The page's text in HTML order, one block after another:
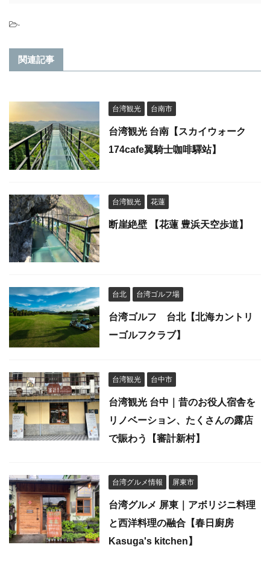
-
関連記事
台湾観光 台南市
台湾観光 台南【スカイウォーク
174cafe翼騎士咖啡驛站】
台湾観光 花蓮
断崖絶壁 【花蓮 豊浜天空歩道】
台北 台湾ゴルフ場
台湾ゴルフ 台北【北海カントリ
ーゴルフクラブ】
台湾観光 台中市
台湾観光 台中｜昔のお役人宿舎を
リノベーション、たくさんの露店
で賑わう【審計新村】
台湾グルメ情報 屏東市
台湾グルメ 屏東｜アボリジニ料理
と西洋料理の融合【春日廚房
Kasuga's kitchen】